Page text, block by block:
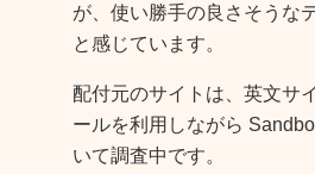
が、使い勝手の良さそうな
と感じています。
配付元のサイトは、英文サ
ールを利用しながら
いて調査中です。